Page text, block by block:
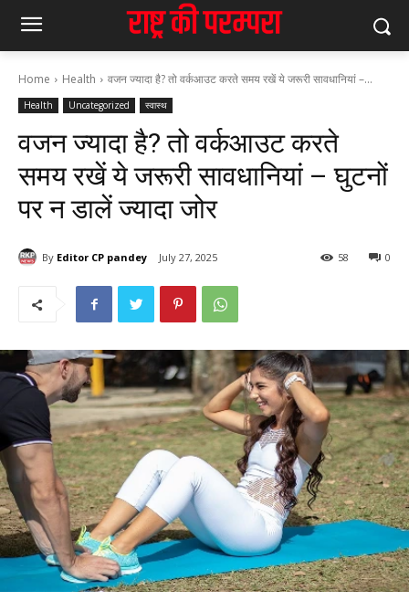
Home Health वजन ज्यादा है? तो वर्कआउट करते समय रखें ये जरूरी सावधानियां –...
Health Uncategorized स्वास्थ
वजन ज्यादा है? तो वर्कआउट करते
समय रखें ये जरूरी सावधानियां – घुटनों
पर न डालें ज्यादा जोर
By Editor CP pandey July 27, 2025 0
58